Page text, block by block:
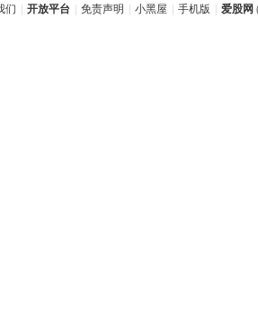
们 开放平台 免责声明 小黑屋 手机版 爱股网